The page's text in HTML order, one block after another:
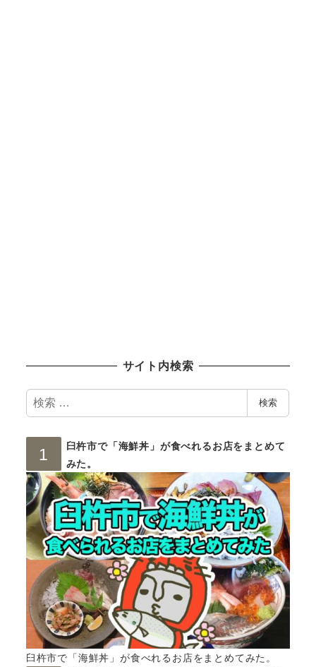
サイト内検索
検
索
検索
臼杵市で「海鮮丼」が食べれるお店をまとめて
みた。
臼杵市で「海鮮丼」が食べれるお店をまとめてみた。